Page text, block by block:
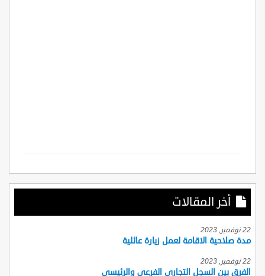
أخر المقالات
22 نوفمبر, 2023
مدة صلاحية الاقامة لعمل زيارة عائلية
22 نوفمبر, 2023
الفرق بين السجل التجاري الفرعي والرئيسي